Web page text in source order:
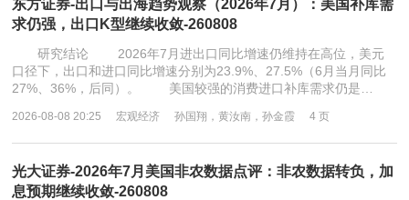
东方证券-出口与出海趋势观察（2026年7月）：美国补库需
求仍强，出口K型继续收敛-260808
研究结论 2026年7月进出口同比增速仍维持在高位，美元
口径下，出口和进口同比增速分别为23.9%、27.5%（6月当月同比
27%、36%，后同）。 美国较强的消费进口补库需求仍是…
2026-08-08 20:25 宏观经济 孙国翔，黄汝南，孙金霞 4 页
光大证券-2026年7月美国非农数据点评：非农数据转负，加
息预期继续收敛-260808